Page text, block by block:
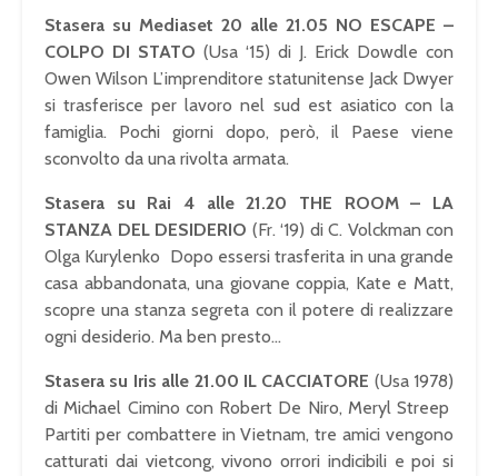
Stasera su Mediaset 20 alle 21.05 NO ESCAPE –
COLPO DI STATO (Usa ‘15) di J. Erick Dowdle con
Owen Wilson L’imprenditore statunitense Jack Dwyer
si trasferisce per lavoro nel sud est asiatico con la
famiglia. Pochi giorni dopo, però, il Paese viene
sconvolto da una rivolta armata.
Stasera su Rai 4 alle 21.20 THE ROOM – LA
STANZA DEL DESIDERIO (Fr. ‘19) di C. Volckman con
Olga Kurylenko Dopo essersi trasferita in una grande
casa abbandonata, una giovane coppia, Kate e Matt,
scopre una stanza segreta con il potere di realizzare
ogni desiderio. Ma ben presto…
Stasera su Iris alle 21.00 IL CACCIATORE (Usa 1978)
di Michael Cimino con Robert De Niro, Meryl Streep
Partiti per combattere in Vietnam, tre amici vengono
catturati dai vietcong, vivono orrori indicibili e poi si